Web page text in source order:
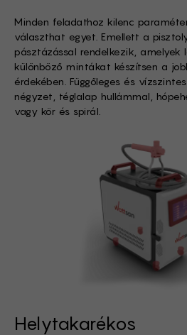
Minden feladathoz kilenc
választhat egyet. Emellett a
pásztázással rendelkezik, amelyek
különböző mintákat készítsen a
érdekében. Függőleges és
négyzet, téglalap hullámmal,
vagy kör és spirál.
Helytakarékos